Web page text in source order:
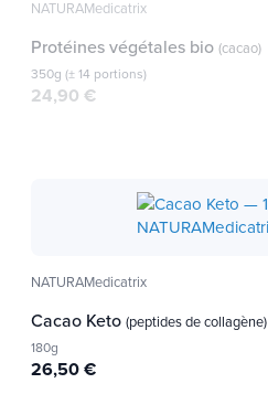
NATURAMedicatrix
Protéines végétales bio (cacao)
350g (± 14 portions)
24,90 €
NATURAMedicatrix
Cacao Keto (peptides de collagène)
180g
26,50 €